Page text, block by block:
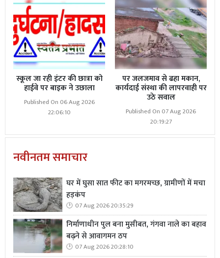
स्कूल जा रही इंटर की छात्रा को
हाईवे पर बाइक ने उछाला
Published On 06 Aug 2026
22:06:10
पर जलजमाव से ढहा मकान,
कार्यदाई संस्था की लापरवाही पर
उठे सवाल
Published On 07 Aug 2026
20:19:27
नवीनतम समाचार
घर में घुसा सात फीट का मगरमच्छ, ग्रामीणों में मचा
हड़कंप
07 Aug 2026 20:35:29
निर्माणाधीन पुल बना मुसीबत, गंगवा नाले का बहाव
बढ़ने से आवागमन ठप
07 Aug 2026 20:28:10